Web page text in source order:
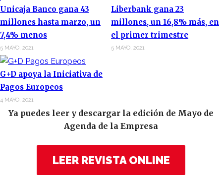
Unicaja Banco gana 43
millones hasta marzo, un
7,4% menos
5 MAYO, 2021
Liberbank gana 23
millones, un 16,8% más, en
el primer trimestre
5 MAYO, 2021
G+D apoya la Iniciativa de
Pagos Europeos
4 MAYO, 2021
Ya puedes leer y descargar la edición de Mayo de
Agenda de la Empresa
LEER REVISTA ONLINE